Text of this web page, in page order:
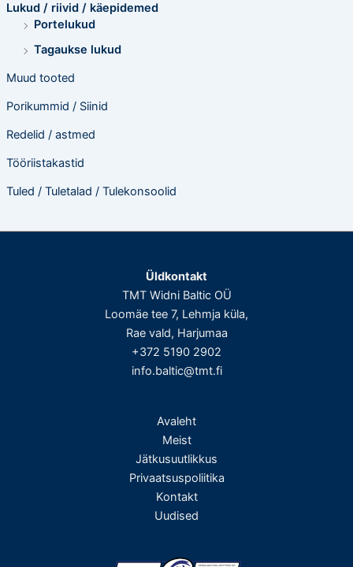
Lukud / riivid / käepidemed
Portelukud
Tagaukse lukud
Muud tooted
Porikummid / Siinid
Redelid / astmed
Tööriistakastid
Tuled / Tuletalad / Tulekonsoolid
Üldkontakt
TMT Widni Baltic OÜ
Loomäe tee 7, Lehmja küla,
Rae vald, Harjumaa
+372 5190 2902
info.baltic@tmt.fi
Avaleht
Meist
Jätkusuutlikkus
Privaatsuspoliitika
Kontakt
Uudised